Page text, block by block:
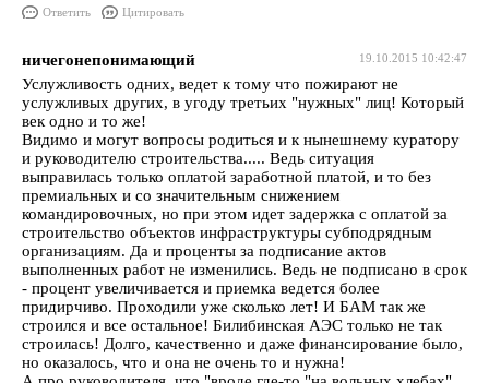
Ответить Цитировать
19.10.2015 10:42:47
ничегонепонимающий
Услужливость одних, ведет к тому что пожирают не
услужливых других, в угоду третьих "нужных" лиц! Который
век одно и то же!
Видимо и могут вопросы родиться и к нынешнему куратору
и руководителю строительства..... Ведь ситуация
выправилась только оплатой заработной платой, и то без
премиальных и со значительным снижением
командировочных, но при этом идет задержка с оплатой за
строительство объектов инфраструктуры субподрядным
организациям. Да и проценты за подписание актов
выполненных работ не изменились. Ведь не подписано в срок
- процент увеличивается и приемка ведется более
придирчиво. Проходили уже сколько лет! И БАМ так же
строился и все остальное! Билибинская АЭС только не так
строилась! Долго, качественно и даже финансирование было,
но оказалось, что и она не очень то и нужна!